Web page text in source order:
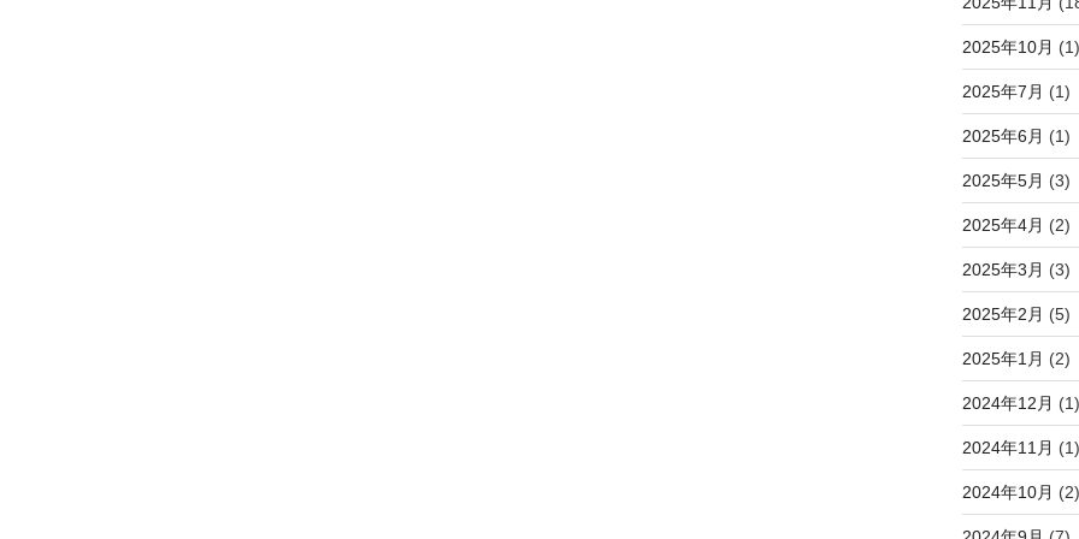
2025年10月 (1)
2025年7月 (1)
2025年6月 (1)
2025年5月 (3)
2025年4月 (2)
2025年3月 (3)
2025年2月 (5)
2025年1月 (2)
2024年12月 (1)
2024年11月 (1)
2024年10月 (2)